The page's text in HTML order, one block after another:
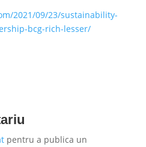
2021/09/23/sustainability-
bcg-rich-lesser/
pentru a publica un